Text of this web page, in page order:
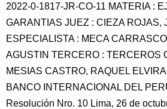
2022-0-1817-JR-CO-11 MATERIA :
GARANTIAS JUEZ : CIEZA ROJAS,
ESPECIALISTA : MECA
AGUSTIN TERCERO : TERCEROS
MESIAS CASTRO, RAQUEL
BANCO INTERNACIONAL DEL
Resolución Nro. 10 Lima, 26 de